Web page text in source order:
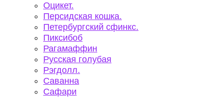
Оцикет.
Персидская кошка.
Петербургский сфинкс.
Пиксибоб
Рагамаффин
Русская голубая
Рэгдолл.
Саванна
Сафари